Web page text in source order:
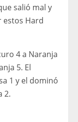
salió mal y
estos Hard
4 a Naranja
5. El
1 y el dominó
2.